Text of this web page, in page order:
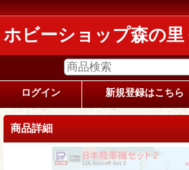
ホビーショップ森の里
ログイン 新規登録はこちら
商品詳細